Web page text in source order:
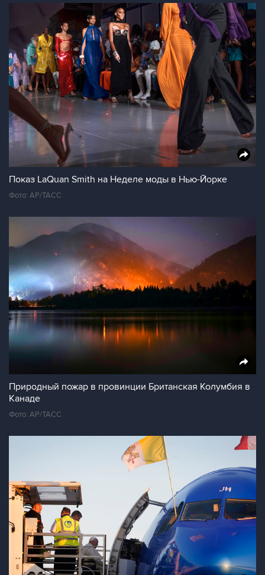
Показ LaQuan Smith на Неделе моды в Нью-Йорке
Фото: AP/ТАСС
Природный пожар в провинции Британская Колумбия в
Канаде
Фото: AP/ТАСС